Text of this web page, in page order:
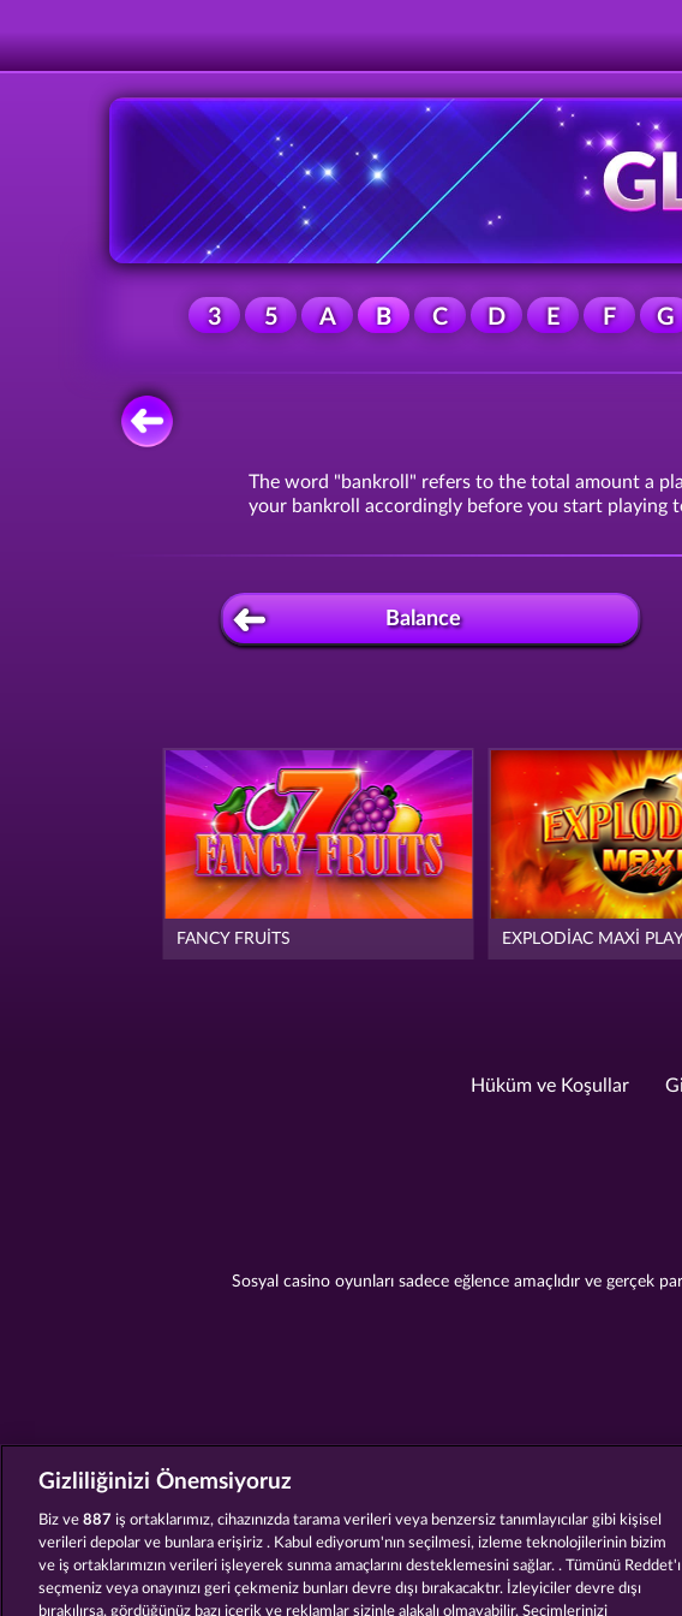
3 5 A B C D E F G
The word "bankroll" refers to the total amount a
your bankroll accordingly before you start playing
Balance
FANCY FRUITS EXPLODIAC MAXI PLAY
Hüküm ve Koşullar
Sosyal casino oyunları sadece eğlence amaçlıdır ve gerçek
Gizliliğinizi Önemsiyoruz
Biz ve 887 iş ortaklarımız, cihazınızda tarama verileri veya benzersiz tanımlayıcılar gibi kişisel
verileri depolar ve bunlara erişiriz . Kabul ediyorum'nın seçilmesi, izleme teknolojilerinin bizim
ve iş ortaklarımızın verileri işleyerek sunma amaçlarını desteklemesini sağlar. . Tümünü Reddet'ı
seçmeniz veya onayınızı geri çekmeniz bunları devre dışı bırakacaktır. İzleyiciler devre dışı
bırakılırsa, gördüğünüz bazı içerik ve reklamlar sizinle alakalı olmayabilir. Seçimlerinizi